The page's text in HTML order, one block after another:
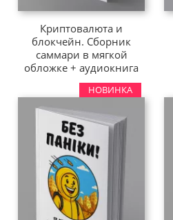
Криптовалюта и
блокчейн. Сборник
саммари в мягкой
обложке + аудиокнига
НОВИНКА